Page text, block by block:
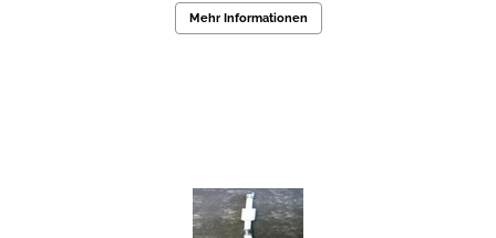
Mehr Informationen